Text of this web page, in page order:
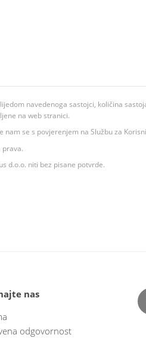
navedenoga sastojci, količina
na web stranici.
se s povjerenjem na Službu za
prava.
d.o.o. niti bez pisane potvrde.
nas
odgovornost